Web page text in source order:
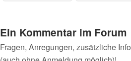
Ein Kommentar im Forum
Fragen, Anregungen, zusätzliche